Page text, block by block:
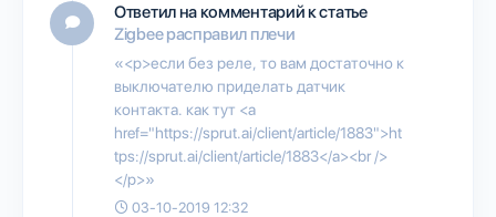
Ответил на комментарий к статье
Zigbee расправил плечи
«<p>если без реле, то вам достаточно к
выключателю приделать датчик
контакта. как тут <a
href="https://sprut.ai/client/article/1883">ht
tps://sprut.ai/client/article/1883</a><br />
</p>»
03-10-2019 12:32